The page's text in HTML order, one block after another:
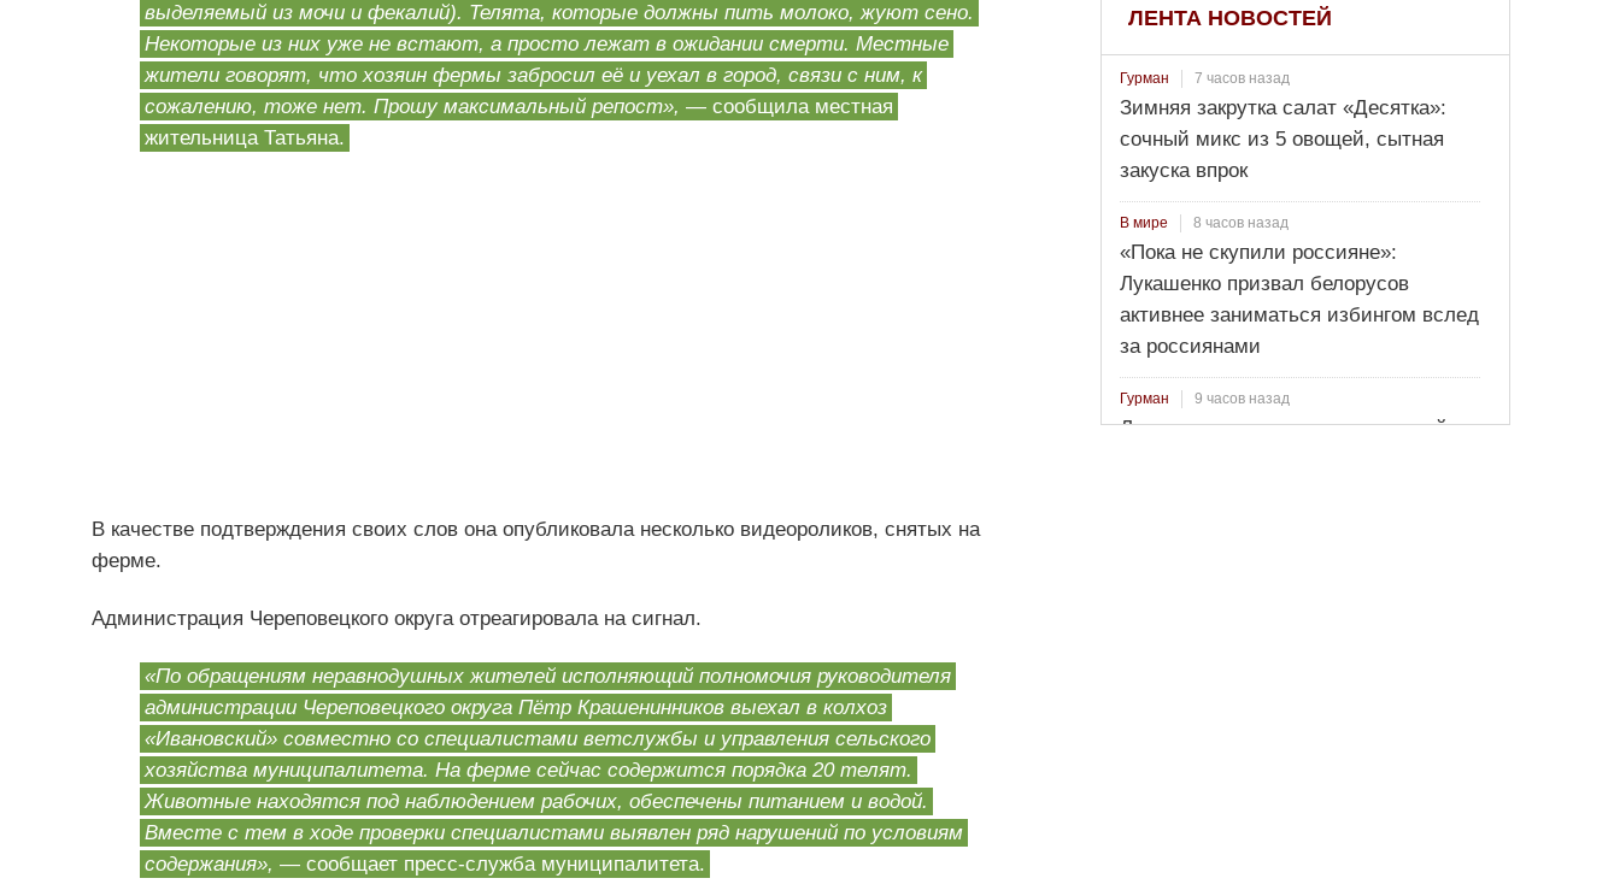
выделяемый из мочи и фекалий). Телята, которые должны пить молоко, жуют сено.
Некоторые из них уже не встают, а просто лежат в ожидании смерти. Местные
жители говорят, что хозяин фермы забросил её и уехал в город, связи с ним, к
сожалению, тоже нет. Прошу максимальный репост», — сообщила местная
жительница Татьяна.
В качестве подтверждения своих слов она опубликовала несколько видеороликов, снятых на
ферме.
Администрация Череповецкого округа отреагировала на сигнал.
«По обращениям неравнодушных жителей исполняющий полномочия руководителя
администрации Череповецкого округа Пётр Крашенинников выехал в колхоз
«Ивановский» совместно со специалистами ветслужбы и управления сельского
хозяйства муниципалитета. На ферме сейчас содержится порядка 20 телят.
Животные находятся под наблюдением рабочих, обеспечены питанием и водой.
Вместе с тем в ходе проверки специалистами выявлен ряд нарушений по условиям
содержания», — сообщает пресс-служба муниципалитета.
ЛЕНТА НОВОСТЕЙ
Гурман 7 часов назад
Зимняя закрутка салат «Десятка»:
сочный микс из 5 овощей, сытная
закуска впрок
В мире 8 часов назад
«Пока не скупили россияне»:
Лукашенко призвал белорусов
активнее заниматься избингом вслед
за россиянами
Гурман 9 часов назад
Лосось пряного посола: секретный